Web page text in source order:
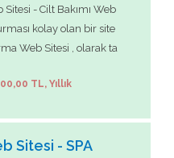
- Cilt Bakımı Web
kolay olan bir site
Web Sitesi , olarak ta
TL, Yıllık
Sitesi - SPA